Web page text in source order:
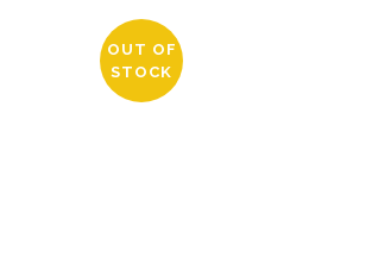
OUT OF
STOCK